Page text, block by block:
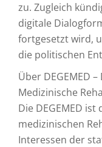
zu. Zugleich
digitale
fortgesetzt wird,
die politischen
Über DEGEMED
Medizinische
Die DEGEMED
medizinischen
Interessen der